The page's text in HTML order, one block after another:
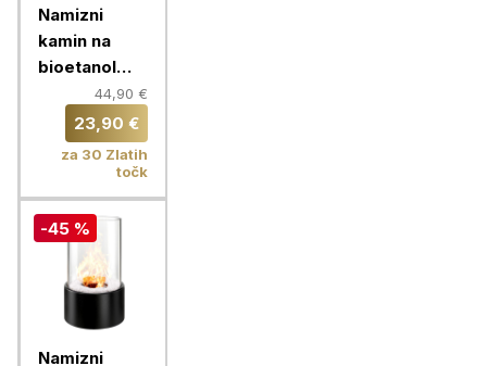
Namizni
kamin na
bioetanol
Chameleon +
Bioetanol za
kamine 1L,
okrogel, bel
44,90 €
23,90 €
za 30 Zlatih
točk
-45 %
Namizni